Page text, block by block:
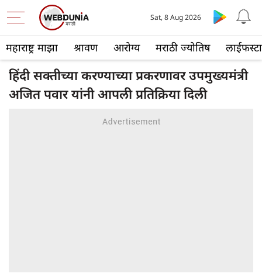
महाराष्ट्र माझा श्रावण आरोग्य मराठी ज्योतिष
Sat, 8 Aug 2026
हिंदी सक्तीच्या करण्याच्या प्रकरणावर उपमुख्यमंत्री
अजित पवार यांनी आपली प्रतिक्रिया दिली